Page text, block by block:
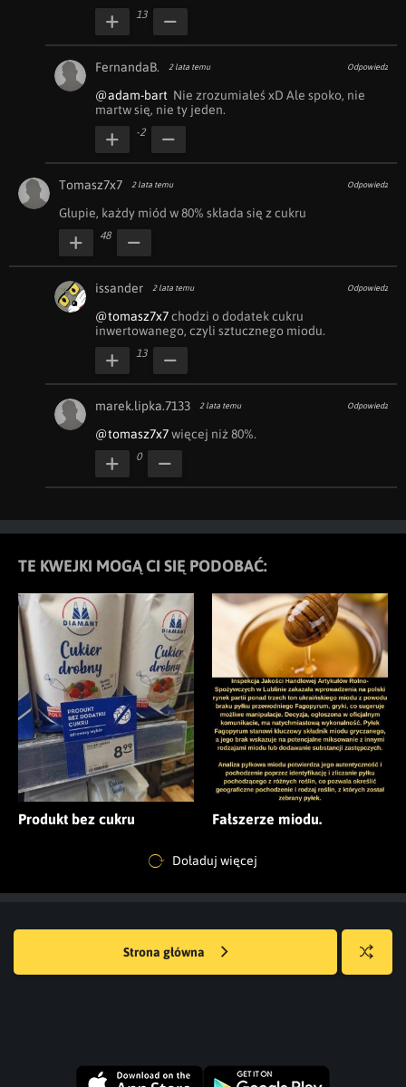
13
FernandaB. 2 lata temu Odpowiedz
@adam-bart
  Nie zrozumiałeś xD Ale spoko, nie
martw się, nie ty jeden.
-2
Tomasz7x7 2 lata temu Odpowiedz
Głupie, każdy miód w 80% składa się z cukru
48
issander 2 lata temu Odpowiedz
@tomasz7x7 chodzi o dodatek cukru
inwertowanego, czyli sztucznego miodu.
13
marek.lipka.7133 2 lata temu Odpowiedz
@tomasz7x7 więcej niż 80%.
0
TE KWEJKI MOGĄ CI SIĘ PODOBAĆ:
Produkt bez cukru Fałszerze miodu.
Doładuj więcej
Strona główna